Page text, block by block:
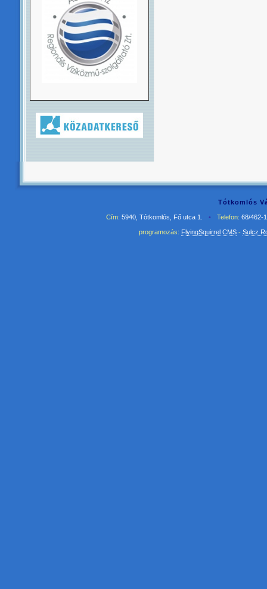
Tótkomlós
Cím: 5940, Tótkomlós, Fő utca 1. • Telefon: 68/462-
programozás: FlyingSquirrel CMS- Sulcz